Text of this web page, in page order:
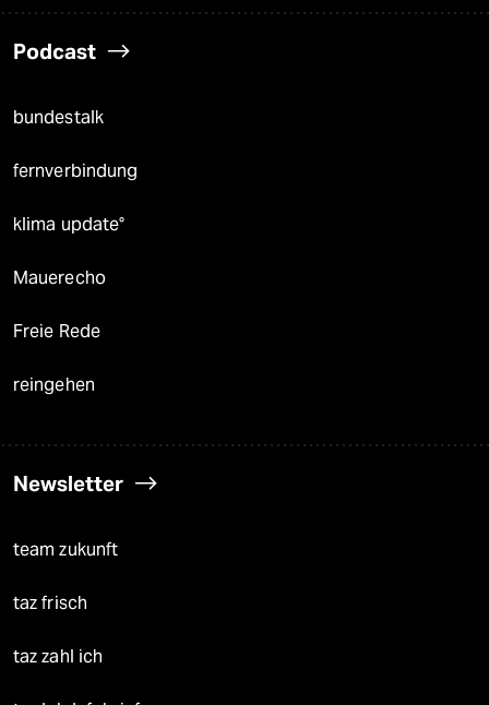
Podcast
bundestalk
fernverbindung
klima update°
Mauerecho
Freie Rede
reingehen
Newsletter
team zukunft
taz frisch
taz zahl ich